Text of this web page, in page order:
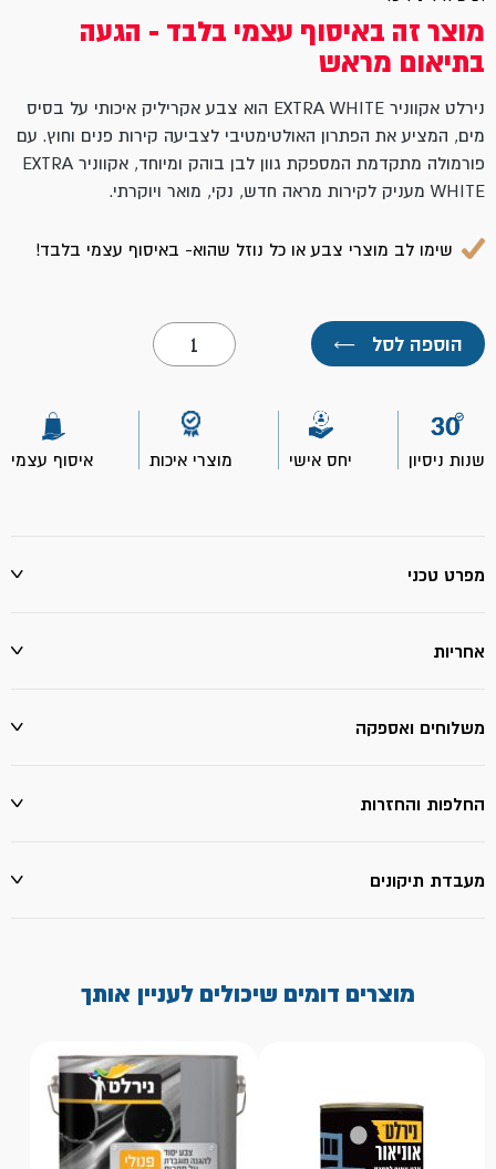
מוצר זה באיסוף עצמי בלבד - הגעה
בתיאום מראש
נירלט אקווניר EXTRA WHITE הוא צבע אקריליק איכותי על בסיס
מים, המציע את הפתרון האולטימטיבי לצביעה קירות פנים וחוץ. עם
פורמולה מתקדמת המספקת גוון לבן בוהק ומיוחד, אקווניר EXTRA
WHITE מעניק לקירות מראה חדש, נקי, מואר ויוקרתי.
שימו לב מוצרי צבע או כל נוזל שהוא- באיסוף עצמי בלבד!
הוספה לסל ←
כמות
של
אקווניר
WHITE
ליטר-
שנות ניסיון יחס אישי מוצרי איכות איסוף עצמי
מפרט טכני
אחריות
משלוחים ואספקה
החלפות והחזרות
מעבדת תיקונים
מוצרים דומים שיכולים לעניין אותך